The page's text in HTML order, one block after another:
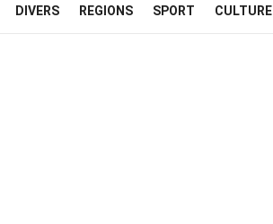
DIVERS REGIONS SPORT CULTURE